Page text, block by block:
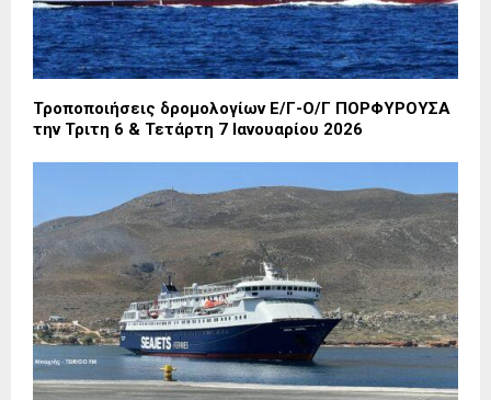
Τροποποιήσεις δρομολογίων Ε/Γ-Ο/Γ ΠΟΡΦΥΡΟΥΣΑ
την Τριτη 6 & Τετάρτη 7 Ιανουαρίου 2026